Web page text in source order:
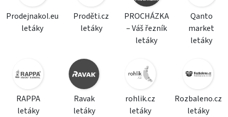
Prodejnakol.eu
letáky
Proděti.cz
letáky
PROCHÁZKA
– Váš řezník
letáky
Qanto
market
letáky
RAPPA
letáky
Ravak
letáky
rohlik.cz
letáky
Rozbaleno.cz
letáky